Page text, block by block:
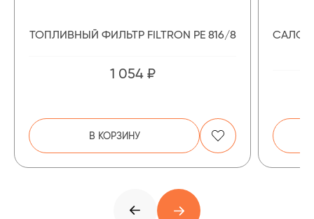
ТОПЛИВНЫЙ ФИЛЬТР FILTRON PE 816/8
1 054 ₽
В КОРЗИНУ